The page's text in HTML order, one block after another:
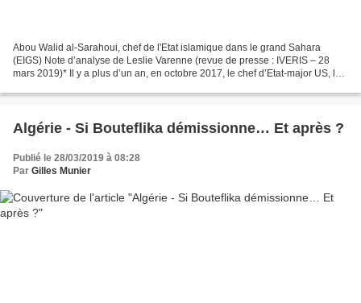
Abou Walid al-Sarahoui, chef de l'Etat islamique dans le grand Sahara
(EIGS) Note d’analyse de Leslie Varenne (revue de presse : IVERIS – 28
mars 2019)* Il y a plus d’un an, en octobre 2017, le chef d’Etat-major US, le
Algérie - Si Bouteflika démissionne… Et après ?
Publié le 28/03/2019 à 08:28
Par Gilles Munier